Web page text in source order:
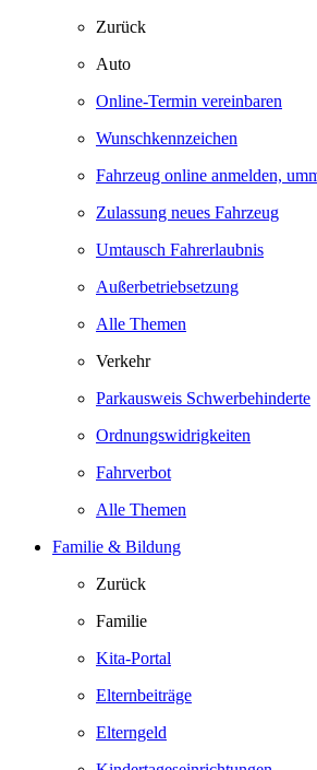
Zurück
Auto
Online-Termin vereinbaren
Wunschkennzeichen
Fahrzeug online anmelden,
Zulassung neues Fahrzeug
Umtausch Fahrerlaubnis
Außerbetriebsetzung
Alle Themen
Verkehr
Parkausweis Schwerbehinderte
Ordnungswidrigkeiten
Fahrverbot
Alle Themen
Familie & Bildung
Zurück
Familie
Kita-Portal
Elternbeiträge
Elterngeld